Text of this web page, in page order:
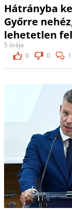
Hátrányba
Győrre
lehetetlen
5 órája
0
0 1